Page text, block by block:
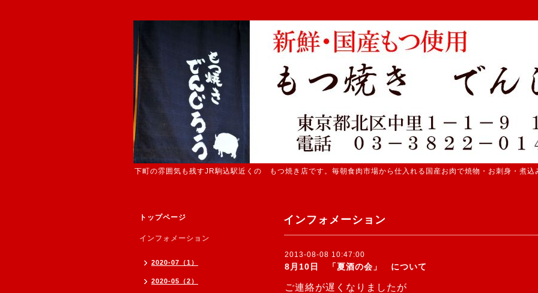
下町の雰囲気も残すJR駒込駅近くの もつ焼き店です。毎朝食肉市場から仕入れる国産お肉で焼物・お刺身・煮込
インフォメーション
2013-08-08 10:47:00
8月10日 「夏酒の会」 について
ご連絡が遅くなりましたが
トップページ
インフォメーション
2020-07（1）
2020-05（2）